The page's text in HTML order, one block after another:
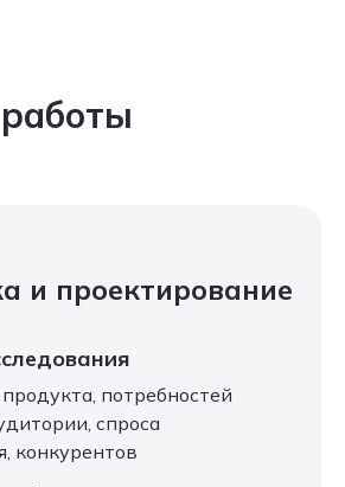
и проектирование
потребностей
спроса
конкурентов